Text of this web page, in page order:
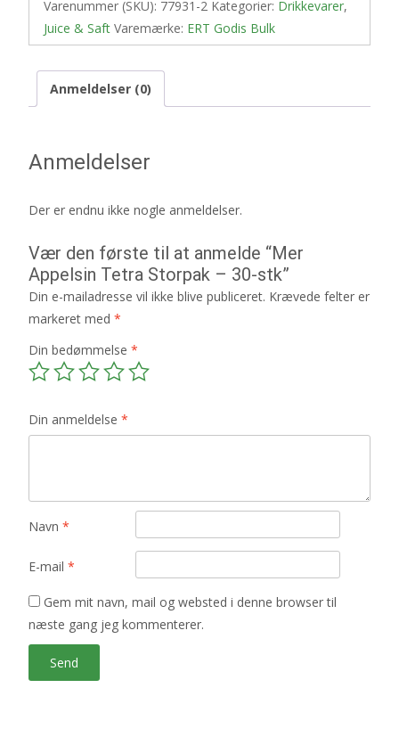
Varenummer (SKU): 77931-2 Kategorier: Drikkevarer,
Juice & Saft Varemærke: ERT Godis Bulk
Anmeldelser (0)
Anmeldelser
Der er endnu ikke nogle anmeldelser.
Vær den første til at anmelde “Mer
Appelsin Tetra Storpak – 30-stk”
Din e-mailadresse vil ikke blive publiceret. Krævede felter er
markeret med *
Din bedømmelse *
Din anmeldelse *
Navn *
E-mail *
Gem mit navn, mail og websted i denne browser til
næste gang jeg kommenterer.